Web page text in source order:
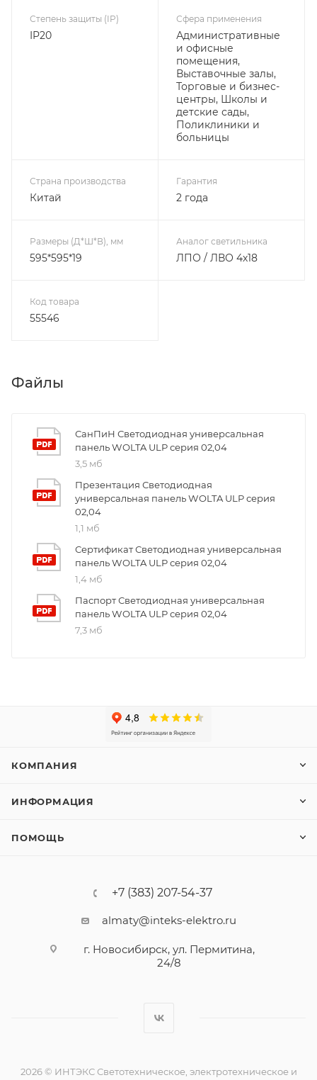
Степень защиты (IP)
IP20
Сфера применения
Административные
и офисные
помещения,
Выставочные залы,
Торговые и бизнес-
центры, Школы и
детские сады,
Поликлиники и
больницы
Страна производства
Китай
Гарантия
2 года
Размеры (Д*Ш*В), мм
595*595*19
Аналог светильника
ЛПО / ЛВО 4х18
Код товара
55546
Файлы
СанПиН Светодиодная универсальная
панель WOLTA ULP серия 02,04
3,5 мб
Презентация Светодиодная
универсальная панель WOLTA ULP серия
02,04
1,1 мб
Сертификат Светодиодная универсальная
панель WOLTA ULP серия 02,04
1,4 мб
Паспорт Светодиодная универсальная
панель WOLTA ULP серия 02,04
7,3 мб
КОМПАНИЯ
ИНФОРМАЦИЯ
ПОМОЩЬ
+7 (383) 207-54-37
almaty@inteks-elektro.ru
г. Новосибирск, ул. Пермитина,
24/8
2026 © ИНТЭКС Светотехническое, электротехническое и